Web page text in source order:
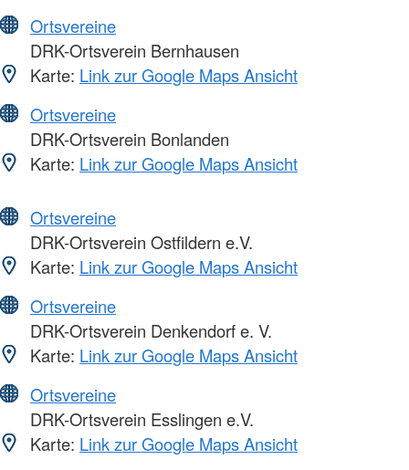
Ortsvereine
DRK-Ortsverein Bernhausen
Karte: Link zur Google Maps Ansicht
Ortsvereine
DRK-Ortsverein Bonlanden
Karte: Link zur Google Maps Ansicht
Ortsvereine
DRK-Ortsverein Ostfildern e.V.
Karte: Link zur Google Maps Ansicht
Ortsvereine
DRK-Ortsverein Denkendorf e. V.
Karte: Link zur Google Maps Ansicht
Ortsvereine
DRK-Ortsverein Esslingen e.V.
Karte: Link zur Google Maps Ansicht